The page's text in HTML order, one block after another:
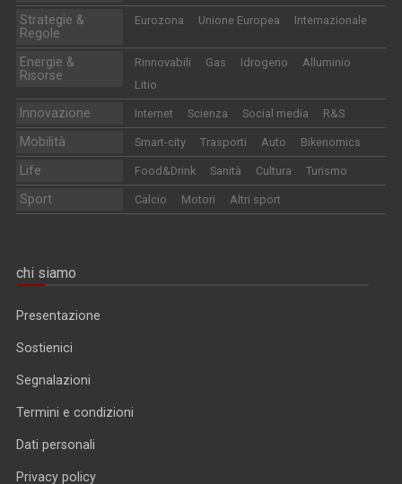
Strategie &
Regole
Eurozona Unione Europea Internazionale
Energie &
Risorse
Rinnovabili Gas Idrogeno
Alluminio
Litio
Innovazione Internet Scienza Social media R&S
Mobilità Smart-city Trasporti Auto Bikenomics
Life Food&Drink Sanità Cultura Turismo
Sport Calcio Motori Altri sport
chi siamo
Presentazione
Sostienici
Segnalazioni
Termini e condizioni
Dati personali
Privacy policy